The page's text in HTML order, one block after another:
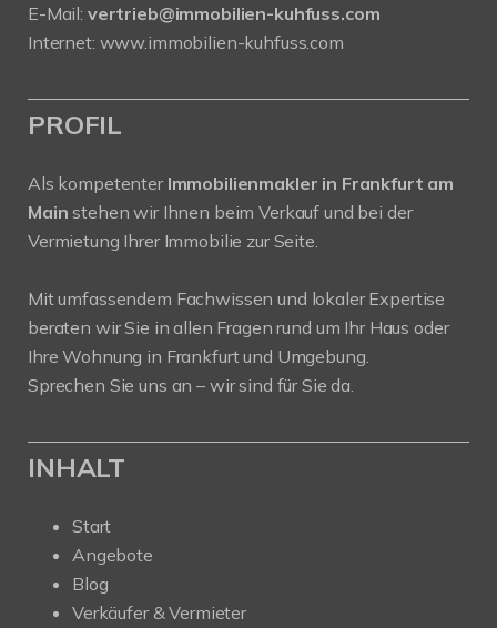
E-Mail: vertrieb@immobilien-kuhfuss.com
Internet: www.immobilien-kuhfuss.com
PROFIL
Als kompetenter Immobilienmakler in Frankfurt am
Main stehen wir Ihnen beim Verkauf und bei der
Vermietung Ihrer Immobilie zur Seite.
Mit umfassendem Fachwissen und lokaler Expertise
beraten wir Sie in allen Fragen rund um Ihr Haus oder
Ihre Wohnung in Frankfurt und Umgebung.
Sprechen Sie uns an – wir sind für Sie da.
INHALT
Start
Angebote
Blog
Verkäufer & Vermieter